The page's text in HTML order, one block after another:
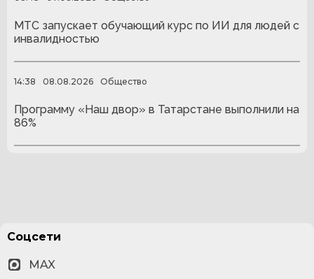
МТС запускает обучающий курс по ИИ для людей с
инвалидностью
14:38 08.08.2026 Общество
Программу «Наш двор» в Татарстане выполнили на
86%
Соцсети
MAX